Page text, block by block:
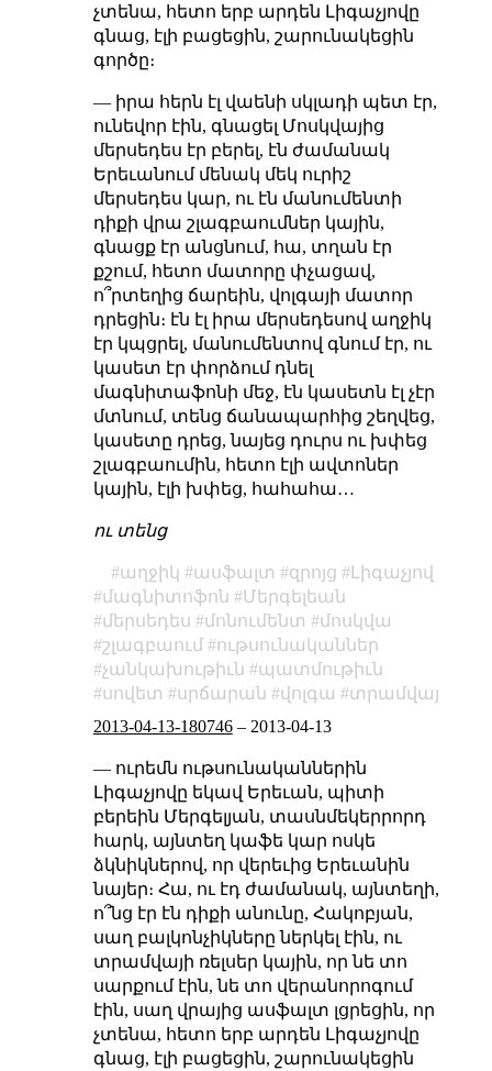
չտենա, հետո երբ արդեն Լիգաչյովը
գնաց, էլի բացեցին, շարունակեցին
գործը։
— իրա հերն էլ վաենի սկլադի պետ էր,
ունեվոր էին, գնացել Մոսկվայից
մերսեդես էր բերել, էն ժամանակ
Երեւանում մենակ մեկ ուրիշ
մերսեդես կար, ու էն մանումենտի
դիքի վրա շլագբաումներ կային,
գնացք էր անցնում, հա, տղան էր
քշում, հետո մատորը փչացավ,
ո՞րտեղից ճարեին, վոլգայի մատոր
դրեցին։ էն էլ իրա մերսեդեսով աղջիկ
էր կպցրել, մանումենտով գնում էր, ու
կասետ էր փորձում դնել
մագնիտաֆոնի մեջ, էն կասետն էլ չէր
մտնում, տենց ճանապարհից շեղվեց,
կասետը դրեց, նայեց դուրս ու խփեց
շլագբաումին, հետո էլի ավտոներ
կային, էլի խփեց, հահահա…
ու տենց
աղջիկ ասֆալտ զրոյց
Լիգաչյով
մագնիտոֆոն
Մերգելեան
մերսեդես
մոնումենտ
մոսկվա
շլագբաում
ութսունականներ
չանկախութիւն
պատմութիւն
սովետ
սրճարան վոլգա
տրամվայ
2013-04-13-180746– 2013-04-13
— ուրեմն ութսունականներին
Լիգաչյովը եկավ Երեւան, պիտի
բերեին Մերգելյան, տասնմեկերրորդ
հարկ, այնտեղ կաֆե կար ոսկե
ձկնիկներով, որ վերեւից Երեւանին
նայեր։ Հա, ու էդ ժամանակ, այնտեղի,
ո՞նց էր էն դիքի անունը, Հակոբյան,
սաղ բալկոնչիկները ներկել էին, ու
տրամվայի ռելսեր կային, որ նե տո
սարքում էին, նե տո վերանորոգում
էին, սաղ վրայից ասֆալտ լցրեցին, որ
չտենա, հետո երբ արդեն Լիգաչյովը
գնաց, էլի բացեցին, շարունակեցին